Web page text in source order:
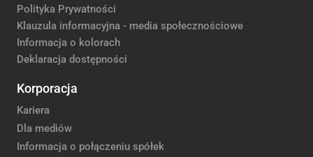
Polityka Prywatności
Klauzula informacyjna - media społecznościowe
Informacja o kolorach
Deklaracja dostępności
Korporacja
Kariera
Dla mediów
Informacja o połączeniu spółek